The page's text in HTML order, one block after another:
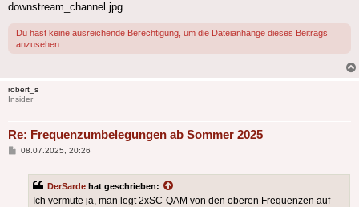
downstream_channel.jpg
Du hast keine ausreichende Berechtigung, um die Dateianhänge dieses Beitrags
anzusehen.
robert_s
Insider
Re: Frequenzumbelegungen ab Sommer 2025
Beitrag
08.07.2025, 20:26
DerSarde hat geschrieben:
Ich vermute ja, man legt 2xSC-QAM von den oberen Frequenzen auf